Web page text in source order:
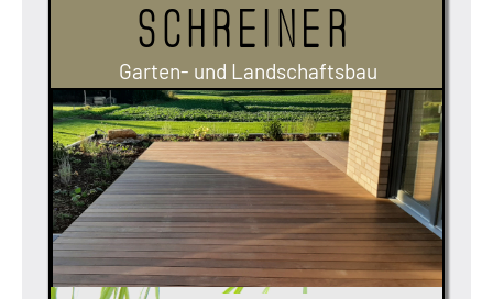
Schreiner
Garten- und Landschaftsbau